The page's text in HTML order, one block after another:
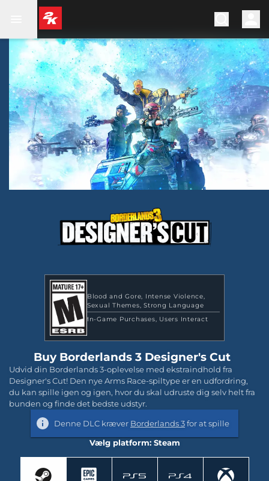
Blood and Gore Intense Violence
Sexual Themes Strong Language
In-Game Purchases
Users Interact
Buy Borderlands 3 Designer's Cut
Udvid din Borderlands 3-oplevelse med ekstraindhold fra
Designer's Cut! Den nye Arms Race-spiltype er en udfordring,
du kan spille igen og igen, hvor du skal udruste dig selv helt fra
bunden og finde det bedste udstyr.
Denne DLC kræver Borderlands 3for at spille
Vælg platform: Steam